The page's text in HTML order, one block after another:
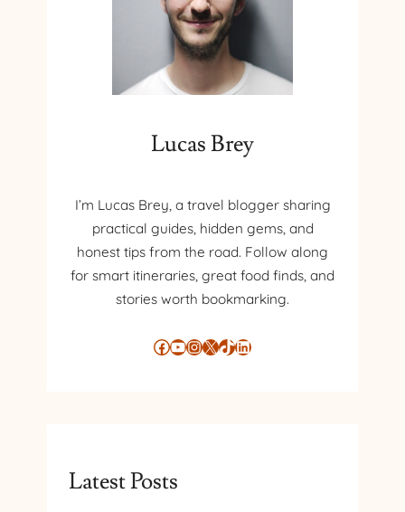
Lucas Brey
I’m Lucas Brey, a travel blogger sharing
practical guides, hidden gems, and
honest tips from the road. Follow along
for smart itineraries, great food finds, and
stories worth bookmarking.
Facebook YouTube InstagramX TikTok LinkedIn
Latest Posts